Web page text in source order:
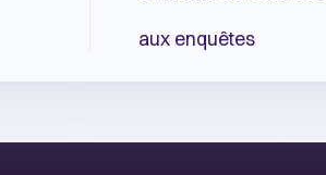
aux enquêtes